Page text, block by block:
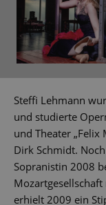
Steffi Lehmann
und studierte
und Theater „Felix
Dirk Schmidt.
Sopranistin 2008
erhielt 2009 ein